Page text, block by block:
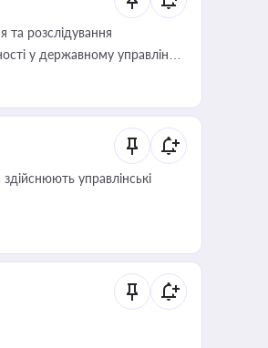
та розслідування
у державному управлінні
управлінські